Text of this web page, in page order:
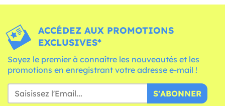
ACCÉDEZ AUX PROMOTIONS
EXCLUSIVES*
Soyez le premier à connaître les nouveautés et les
promotions en enregistrant votre adresse e-mail !
S'ABONNER